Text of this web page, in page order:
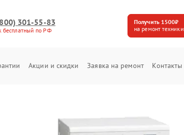
301-55-83
бесплатный по РФ
Получить 1500₽
на ремонт техники
Акции и скидки Заявка на ремонт Контакты